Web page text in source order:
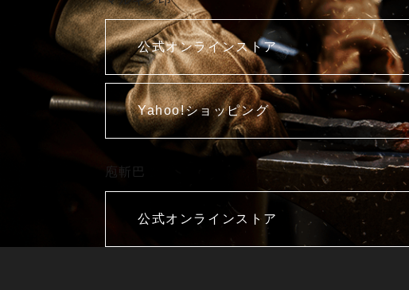
公式オンラインストア
Yahoo!ショッピング
庖斬巴
公式オンラインストア